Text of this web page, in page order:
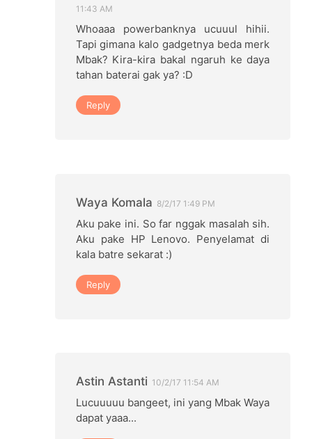
11:43 AM
Whoaaa powerbanknya ucuuul hihii.
Tapi gimana kalo gadgetnya beda merk
Mbak? Kira-kira bakal ngaruh ke daya
tahan baterai gak ya? :D
Reply
Waya Komala 8/2/17 1:49 PM
Aku pake ini. So far nggak masalah sih.
Aku pake HP Lenovo. Penyelamat di
kala batre sekarat :)
Reply
Astin Astanti 10/2/17 11:54 AM
Lucuuuuu bangeet, ini yang Mbak Waya
dapat yaaa...